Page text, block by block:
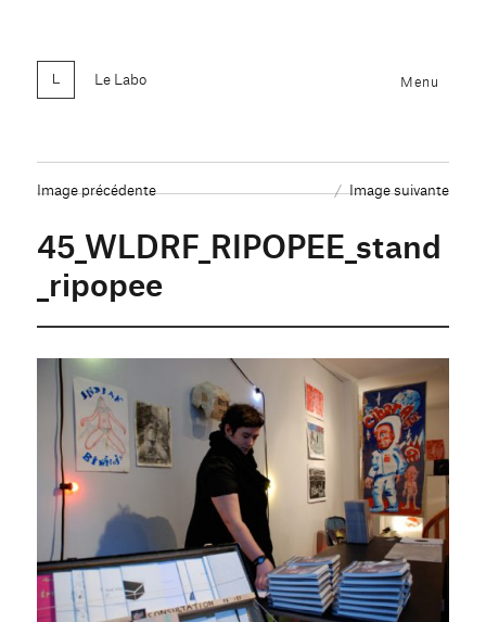
Le Labo Menu
Image précédente Image suivante
45_WLDRF_RIPOPEE_stand
_ripopee